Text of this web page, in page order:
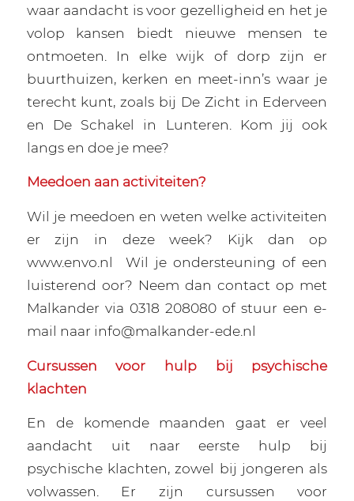
waar aandacht is voor gezelligheid en het je
volop kansen biedt nieuwe mensen te
ontmoeten. In elke wijk of dorp zijn er
buurthuizen, kerken en meet-inn’s waar je
terecht kunt, zoals bij De Zicht in Ederveen
en De Schakel in Lunteren. Kom jij ook
langs en doe je mee?
Meedoen aan activiteiten?
Wil je meedoen en weten welke activiteiten
er zijn in deze week? Kijk dan op
www.envo.nl
Wil je ondersteuning of een
luisterend oor? Neem dan contact op met
Malkander via 0318 208080 of stuur een e-
mail naar info@malkander-ede.nl
Cursussen voor hulp bij psychische
klachten
En de komende maanden gaat er veel
aandacht uit naar eerste hulp bij
psychische klachten, zowel bij jongeren als
volwassen. Er zijn cursussen voor